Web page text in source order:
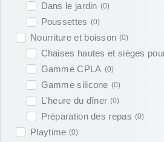
Dans le jardin (0)
Poussettes (0)
Nourriture et boisson (0)
Chaises hautes et sièges
Gamme CPLA (0)
Gamme silicone (0)
L'heure du dîner (0)
Préparation des repas (0)
Playtime (0)